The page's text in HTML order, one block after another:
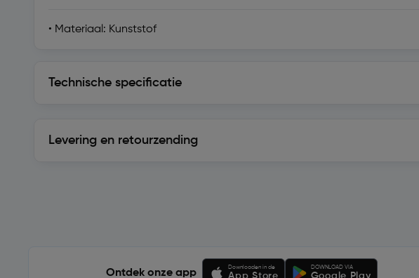
• Materiaal: Kunststof
Technische specificatie
Levering en retourzending
Ontdek onze app
Downloaden in de
App Store
DOWNLOAD VIA
Google Play